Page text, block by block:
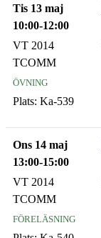
Tis 13 maj
10:00-12:00
VT 2014
TCOMM
övning
Plats: Ka-539
Ons 14 maj
13:00-15:00
VT 2014
TCOMM
föreläsning